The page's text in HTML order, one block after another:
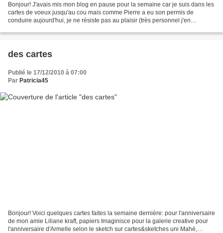
Bonjour! J'avais mis mon blog en pause pour la semaine car je suis dans les
cartes de voeux jusqu'au cou mais comme Pierre a eu son permis de
conduire aujourd'hui, je ne résiste pas au plaisir (très personnel j'en
des cartes
Publié le 17/12/2010 à 07:00
Par Patricia45
Bonjour! Voici quelques cartes faites la semaine dernière: pour l'anniversaire
de mon amie Liliane kraft, papiers Imaginisce pour la galerie creative pour
l'anniversaire d'Armelle selon le sketch sur cartes&sketches uni Mahé,